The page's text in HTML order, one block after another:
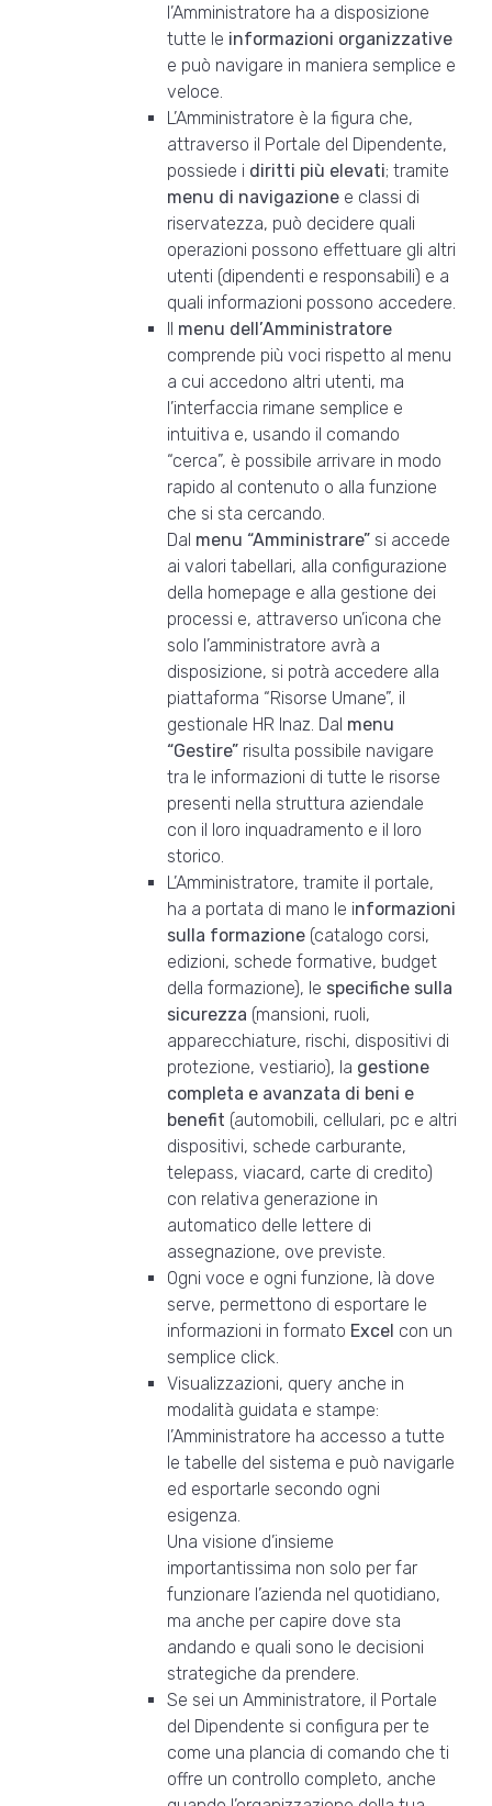
l’Amministratore ha a disposizione
tutte le informazioni organizzative
e può navigare in maniera semplice e
veloce.
L’Amministratore è la figura che,
attraverso il Portale del Dipendente,
possiede i diritti più elevati; tramite
menu di navigazione e classi di
riservatezza, può decidere quali
operazioni possono effettuare gli altri
utenti (dipendenti e responsabili) e a
quali informazioni possono accedere.
Il menu dell’Amministratore
comprende più voci rispetto al menu
a cui accedono altri utenti, ma
l’interfaccia rimane semplice e
intuitiva e, usando il comando
“cerca”, è possibile arrivare in modo
rapido al contenuto o alla funzione
che si sta cercando.
Dal menu “Amministrare” si accede
ai valori tabellari, alla configurazione
della homepage e alla gestione dei
processi e, attraverso un’icona che
solo l’amministratore avrà a
disposizione, si potrà accedere alla
piattaforma “Risorse Umane”, il
gestionale HR Inaz. Dal menu
“Gestire” risulta possibile navigare
tra le informazioni di tutte le risorse
presenti nella struttura aziendale
con il loro inquadramento e il loro
storico.
L’Amministratore, tramite il portale,
ha a portata di mano le informazioni
sulla formazione (catalogo corsi,
edizioni, schede formative, budget
della formazione), le specifiche sulla
sicurezza (mansioni, ruoli,
apparecchiature, rischi, dispositivi di
protezione, vestiario), la gestione
completa e avanzata di beni e
benefit (automobili, cellulari, pc e altri
dispositivi, schede carburante,
telepass, viacard, carte di credito)
con relativa generazione in
automatico delle lettere di
assegnazione, ove previste.
Ogni voce e ogni funzione, là dove
serve, permettono di esportare le
informazioni in formato Excel con un
semplice click.
Visualizzazioni, query anche in
modalità guidata e stampe:
l’Amministratore ha accesso a tutte
le tabelle del sistema e può navigarle
ed esportarle secondo ogni
esigenza.
Una visione d’insieme
importantissima non solo per far
funzionare l’azienda nel quotidiano,
ma anche per capire dove sta
andando e quali sono le decisioni
strategiche da prendere.
Se sei un Amministratore, il Portale
del Dipendente si configura per te
come una plancia di comando che ti
offre un controllo completo, anche